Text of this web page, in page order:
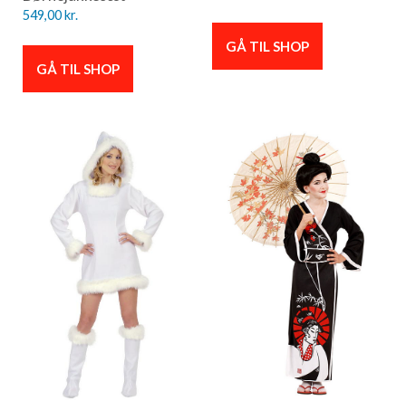
549,00kr.
GÅ TIL SHOP
GÅ TIL SHOP